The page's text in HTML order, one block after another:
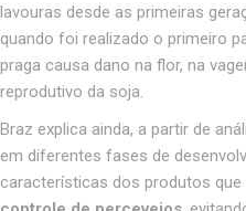
lavouras desde as primeiras
quando foi realizado o primeiro
praga causa dano na flor, na
reprodutivo da soja.
Braz explica ainda, a partir de
em diferentes fases de
características dos produtos